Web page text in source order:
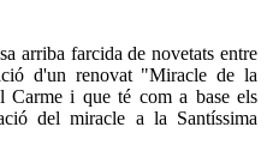
arriba farcida de novetats entre
d'un renovat "Miracle de la
Carme i que té com a base els
del miracle a la Santíssima